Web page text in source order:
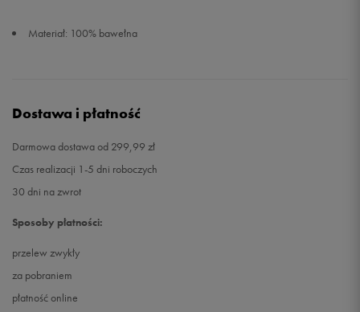
Materiał: 100% bawełna
Dostawa i płatność
Darmowa dostawa od 299,99 zł
Czas realizacji 1-5 dni roboczych
30 dni na zwrot
Sposoby płatności:
przelew zwykły
za pobraniem
płatność online